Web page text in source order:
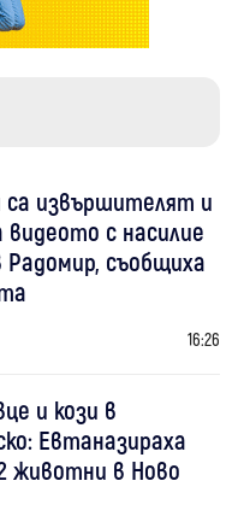
са извършителят и
с насилие
Радомир, съобщиха
16:26
и кози в
Евтаназираха
животни в Ново